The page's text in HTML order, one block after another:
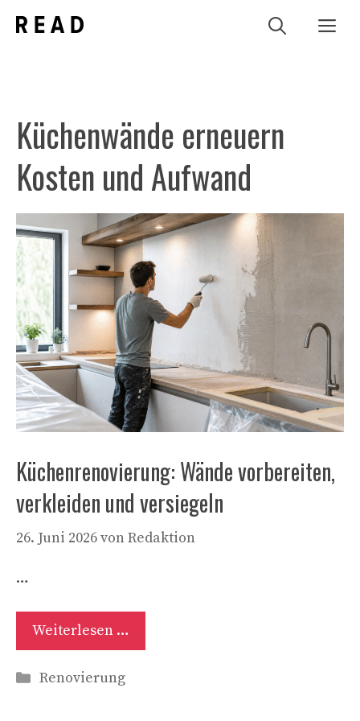
Inhalt
Küchenwände erneuern
Kosten und Aufwand
Küchenrenovierung: Wände vorbereiten,
verkleiden und versiegeln
26. Juni 2026vonRedaktion
…
Weiterlesen …
Kategorien
Renovierung